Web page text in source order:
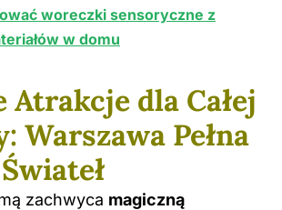
woreczki sensoryczne z
w domu
Atrakcje dla Całej
Warszawa Pełna
zachwyca magiczną